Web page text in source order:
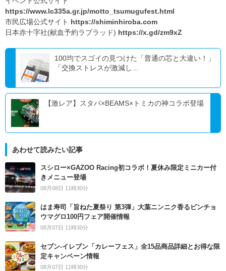
https://www.lc335a.gr.jp/motto_tsumugufest.html
市民広場公式サイト https://shiminhiroba.com
日本赤十字社(献血予約ラブラッド) https://x.gd/zm9xZ
100均でスゴイの見つけた「普通の芯と大違い！」
「交換ストレスが激減し...
【激レア】スタバ×BEAMS×トミカの神コラボ登場
あわせて読みたい記事
スシロー×GAZOO Racing初コラボ！夏休み限定ミニカー付
きメニュー登場
08月08日 11時30分
はま寿司「旨ねた夏祭り 第3弾」大葉ニンニク香るビンチョ
ウマグロ100円フェア開催情報
08月07日 11時30分
セブン‐イレブン「カレーフェス」全15品商品詳細とお得な限
定キャンペーン情報
08月07日 11時30分